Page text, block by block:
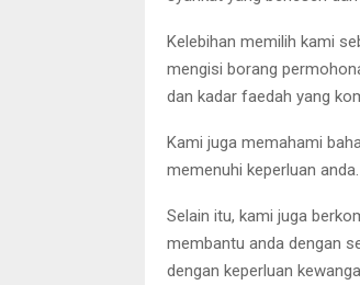
Kelebihan memilih kami
mengisi borang
dan kadar faedah yang
Kami juga memahami
memenuhi keperluan
Selain itu, kami juga
membantu anda dengan
dengan keperluan